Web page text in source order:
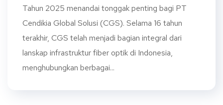
Tahun 2025 menandai tonggak penting bagi PT
Cendikia Global Solusi (CGS). Selama 16 tahun
terakhir, CGS telah menjadi bagian integral dari
lanskap infrastruktur fiber optik di Indonesia,
menghubungkan berbagai...